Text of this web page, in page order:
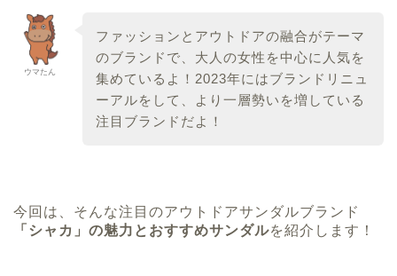
ウマたん
ファッションとアウトドアの融合がテーマ
のブランドで、大人の女性を中心に人気を
集めているよ！2023年にはブランドリニュ
ーアルをして、より一層勢いを増している
注目ブランドだよ！
今回は、そんな注目のアウトドアサンダルブランド
「シャカ」の魅力とおすすめサンダルを紹介します！